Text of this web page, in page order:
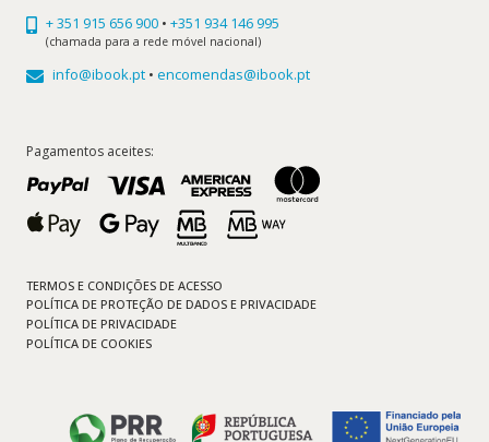
+ 351 915 656 900 • +351 934 146 995
(chamada para a rede móvel nacional)
info@ibook.pt • encomendas@ibook.pt
Pagamentos aceites:
TERMOS E CONDIÇÕES DE ACESSO
POLÍTICA DE PROTEÇÃO DE DADOS E PRIVACIDADE
POLÍTICA DE PRIVACIDADE
POLÍTICA DE COOKIES